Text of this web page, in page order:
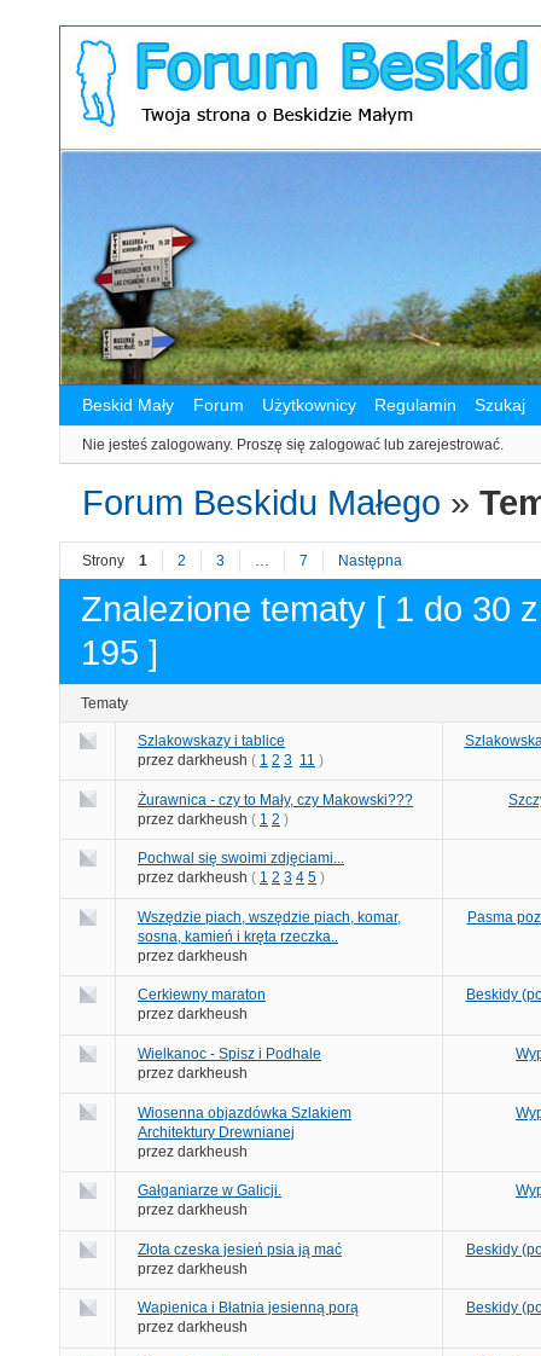
Beskid Mały Forum Użytkownicy Regulamin Szukaj
Nie jesteś zalogowany. Proszę się zalogować lub zarejestrować.
Forum Beskidu Małego »
Strony 1 2 3 7 Następna
Znalezione tematy [ 1 do 30 z
195 ]
Tematy
Szlakowskazy i tablice
przez darkheush ( 1 2 3 11 )
Żurawnica - czy to Mały, czy Makowski???
przez darkheush ( 1 2 )
Pochwal się swoimi zdjęciami...
przez darkheush ( 1 2 3 4 5 )
Wszędzie piach, wszędzie piach, komar,
sosna, kamień i kręta rzeczka..
przez darkheush
Pasma
Cerkiewny maraton
przez darkheush
Beskidy
Wielkanoc - Spisz i Podhale
przez darkheush
Wiosenna objazdówka Szlakiem
Architektury Drewnianej
przez darkheush
Gałganiarze w Galicji.
przez darkheush
Złota czeska jesień psia ją mać
przez darkheush
Beskidy
Wapienica i Błatnia jesienną porą
przez darkheush
Beskidy